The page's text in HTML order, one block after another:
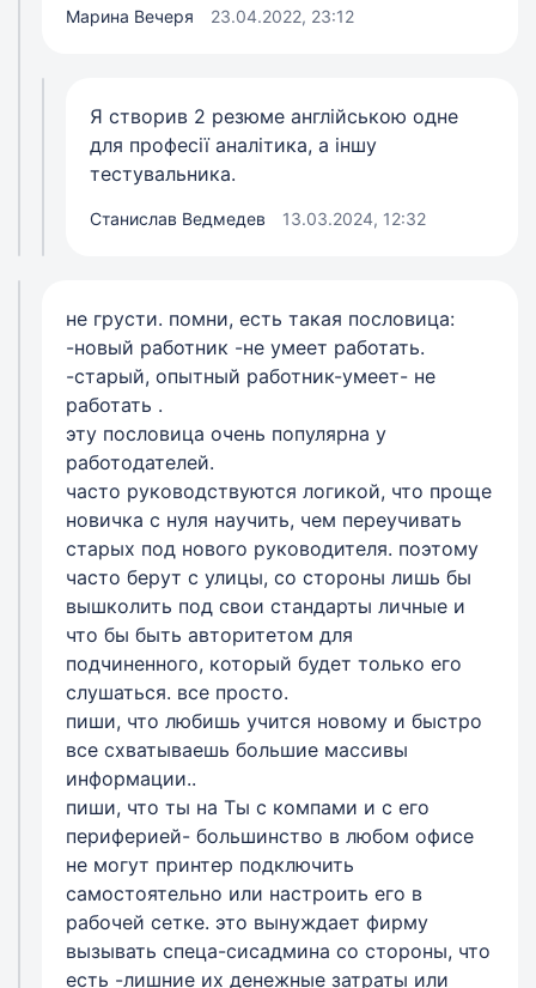
Марина Вечеря 23.04.2022, 23:12
Я створив 2 резюме англійською одне
для професії аналітика, а іншу
тестувальника.
Станислав Ведмедев 13.03.2024, 12:32
не грусти. помни, есть такая пословица:
-новый работник -не умеет работать.
-старый, опытный работник-умеет- не
работать .
эту пословица очень популярна у
работодателей.
часто руководствуются логикой, что проще
новичка с нуля научить, чем переучивать
старых под нового руководителя. поэтому
часто берут с улицы, со стороны лишь бы
вышколить под свои стандарты личные и
что бы быть авторитетом для
подчиненного, который будет только его
слушаться. все просто.
пиши, что любишь учится новому и быстро
все схватываешь большие массивы
информации..
пиши, что ты на Ты с компами и с его
периферией- большинство в любом офисе
не могут принтер подключить
самостоятельно или настроить его в
рабочей сетке. это вынуждает фирму
вызывать спеца-сисадмина со стороны, что
есть -лишние их денежные затраты или